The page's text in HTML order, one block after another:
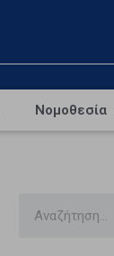
Νομοθεσία